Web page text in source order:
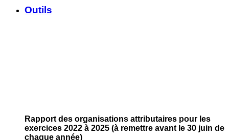
Outils
Rapport des organisations attributaires pour les
exercices 2022 à 2025 (à remettre avant le 30 juin de
chaque année)